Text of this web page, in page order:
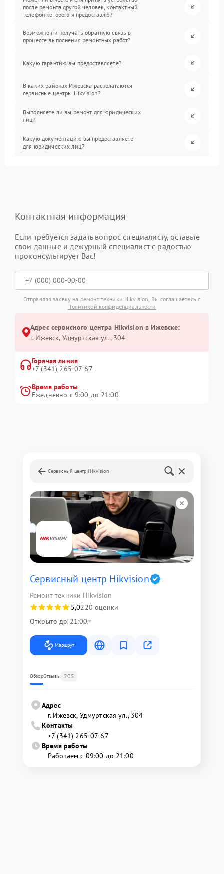
после ремонта другой человек, контактный
телефон которого я предоставлю?
Возможно ли получать обратную связь в
процессе выполнения ремонтных работ?
Какую гарантию вы предоставляете?
В каких районах Ижевска располагаются
сервисные центры Hikvision?
Выполняете ли вы ремонт для юридических
лиц?
Какую документацию вы предоставляете
для юридических лиц?
Контактная информация
Если требуется задать вопрос специалисту, оставьте
свои данные и дежурный специалист с радостью
проконсультирует Вас!
Отправляя заявку на ремонт техники Hikvision, Вы соглашаетесь с
Политикой конфиденциальности
Адрес сервисного центра Hikvision в Ижевске:
г. Ижевск, Удмуртская ул., 304
Горячая линия
+7 (341) 265-07-67
Время работы
Ежедневно с 9:00 до 21:00
Сервисный центр Hikvision
Сервисный центр Hikvision
Ремонт техники Hikvision
5,0220 оценки
Открыто до 21:00
Маршрут
ОбзорОтзывы 205
Адрес
г. Ижевск, Удмуртская ул., 304
Контакты
+7 (341) 265-07-67
Время работы
Работаем с 09:00 до 21:00